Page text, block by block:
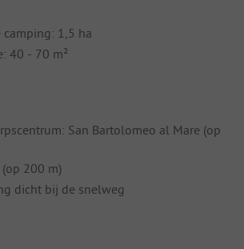
1,5 ha
40 - 70 m²
San Bartolomeo al Mare (op
200 m)
dicht bij de snelweg